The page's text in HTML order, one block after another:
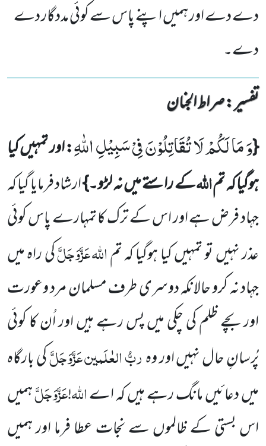
دے دے اور ہمیں اپنے پاس سے کوئی مددگار دے
دے۔
تفسیر : ‎صراط الجنان
{وَ مَا لَكُمْ لَا تُقَاتِلُوْنَ فِیْ سَبِیْلِ اللّٰهِ: اور تمہیں کیا
ہوگیا کہ تماللہکے راستے میں نہ لڑو۔}ارشاد فرمایا گیا کہ
جہاد فرض ہے اور اس کے ترک کا تمہارے پاس کوئی
عذر نہیں تو تمہیں کیا ہوگیا کہ تماللہعَزَّوَجَلَّکی راہ میں
جہاد نہ کرو حالانکہ دوسری طرف مسلمان مرد وعورت
اور بچے ظلم کی چکی میں پس رہے ہیں اور اُن کا کوئی
پُرسانِ حال نہیں اور وہربُّ العٰلَمینعَزَّوَجَلَّکی بارگاہ
میں دعائیں مانگ رہے ہیں کہ اےاللہ!عَزَّوَجَلَّہمیں
اس بستی کے ظالموں سے نجات عطا فرما اور ہمیں